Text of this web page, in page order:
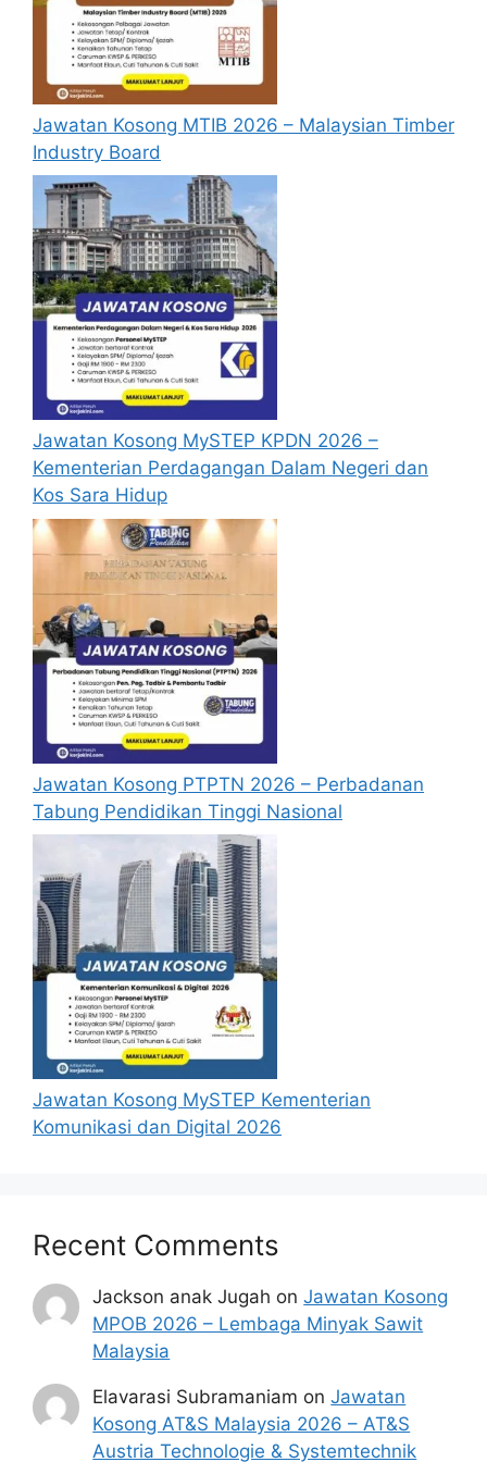
menganggap permohonan mereka tidak
berjaya.
Tarikh Tutup Permohonan :16 Oktober 2019
(Rabu)
Jawatan Kosong MTIB 2026 – Malaysian Timber
Industry Board
Jawatan Kosong MySTEP KPDN 2026 –
Kementerian Perdagangan Dalam Negeri dan
Kos Sara Hidup
Jawatan Kosong PTPTN 2026 – Perbadanan
Tabung Pendidikan Tinggi Nasional
Jawatan Kosong MySTEP Kementerian
Komunikasi dan Digital 2026
Recent Comments
Jackson anak Jugah onJawatan Kosong
MPOB 2026 – Lembaga Minyak Sawit
Malaysia
Elavarasi Subramaniam onJawatan
Kosong AT&S Malaysia 2026 – AT&S
Austria Technologie & Systemtechnik